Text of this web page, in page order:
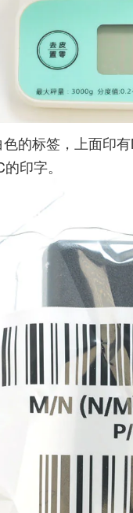
的标签，上面印
印字。